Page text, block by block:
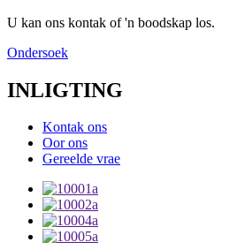
U kan ons kontak of 'n boodskap los.
Ondersoek
INLIGTING
Kontak ons
Oor ons
Gereelde vrae